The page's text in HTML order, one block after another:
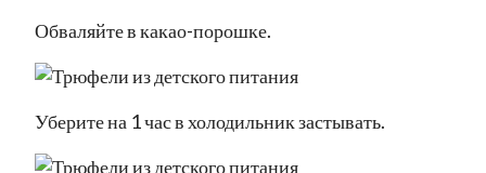
Обваляйте в какао-порошке.
Уберите на 1 час в холодильник застывать.